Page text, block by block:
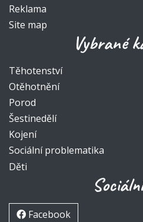
Reklama
Site map
Vybrané
Těhotenství
Otěhotnění
Porod
Šestinedělí
Kojení
Sociální problematika
Děti
Facebook